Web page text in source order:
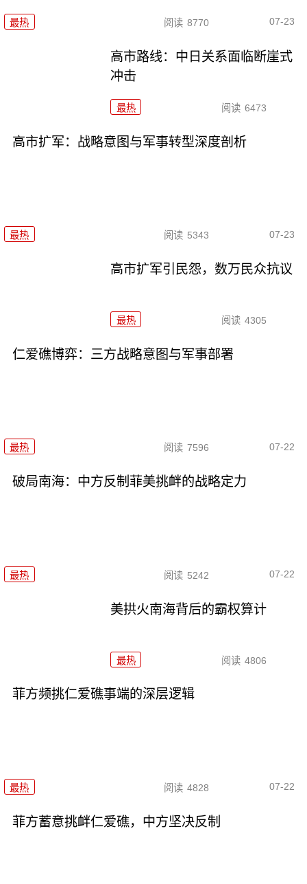
最热 阅读 8770 07-23
高市路线：中日关系面临断崖式
冲击
最热 阅读 6473
高市扩军：战略意图与军事转型深度剖析
最热 阅读 5343 07-23
高市扩军引民怨，数万民众抗议
最热 阅读 4305
仁爱礁博弈：三方战略意图与军事部署
最热 阅读 7596 07-22
破局南海：中方反制菲美挑衅的战略定力
最热 阅读 5242 07-22
美拱火南海背后的霸权算计
最热 阅读 4806
菲方频挑仁爱礁事端的深层逻辑
最热 阅读 4828 07-22
菲方蓄意挑衅仁爱礁，中方坚决反制